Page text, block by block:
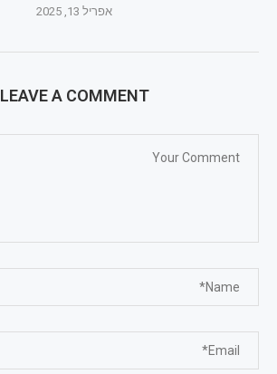
אפריל 13, 2025
LEAVE A COMMENT